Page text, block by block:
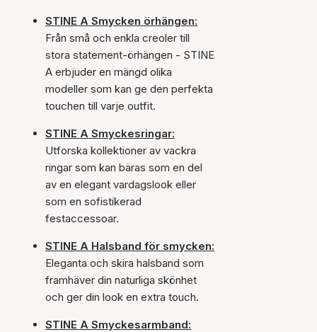
STINE A Smycken örhängen:
Från små och enkla creoler till
stora statement-örhängen - STINE
A erbjuder en mängd olika
modeller som kan ge den perfekta
touchen till varje outfit.
STINE A Smyckesringar:
Utforska kollektioner av vackra
ringar som kan bäras som en del
av en elegant vardagslook eller
som en sofistikerad
festaccessoar.
STINE A Halsband för smycken:
Eleganta och skira halsband som
framhäver din naturliga skönhet
och ger din look en extra touch.
STINE A Smyckesarmband: